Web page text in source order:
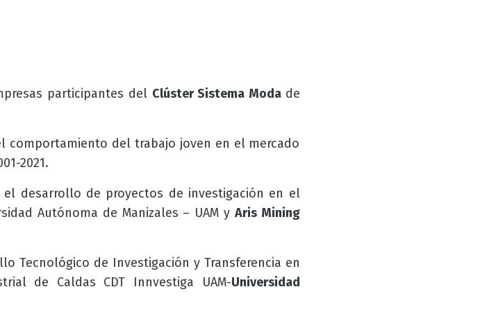
participantes del Clúster Sistema Moda de
del trabajo joven en el mercado
2021.
el desarrollo de proyectos de investigación en el
Autónoma de Manizales – UAM y Aris Mining
Tecnológico de Investigación y Transferencia en
de Caldas CDT Innvestiga UAM-Universidad